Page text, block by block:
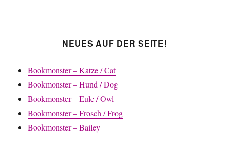
NEUES AUF DER SEITE!
Bookmonster – Katze / Cat
Bookmonster – Hund / Dog
Bookmonster – Eule / Owl
Bookmonster – Frosch / Frog
Bookmonster – Bailey